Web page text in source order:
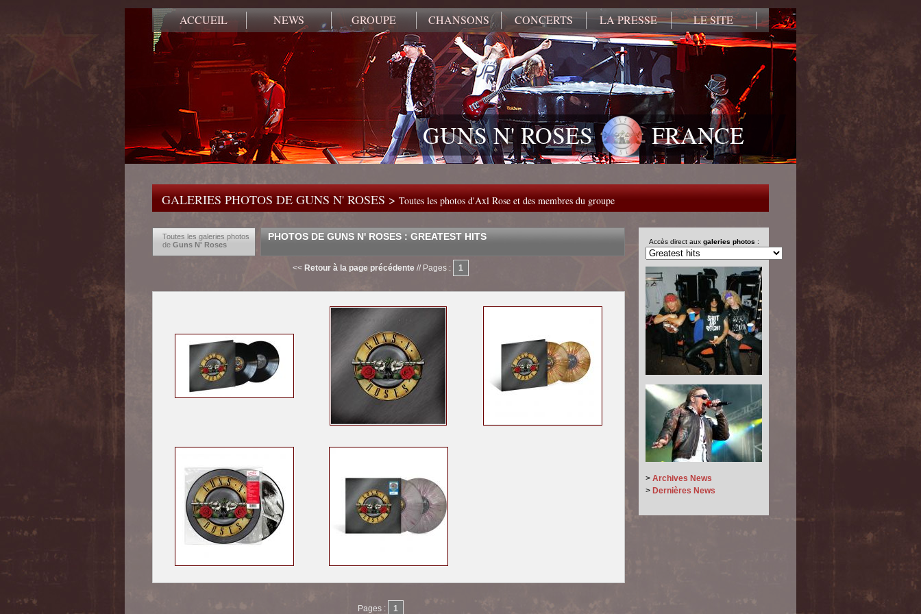
ACCUEIL NEWS GROUPE CHANSONS CONCERTS LA PRESSE LE SITE
GUNS N' ROSES FRANCE
GALERIES PHOTOS DE GUNS N' ROSES > Toutes les photos d'Axl Rose et des membres du groupe
Toutes les galeries photos
de Guns N' Roses
PHOTOS DE GUNS N' ROSES : GREATEST HITS
<< Retour à la page précédente // Pages : 1
Pages : 1
Accès direct aux galeries photos :
> Archives News
> Dernières News